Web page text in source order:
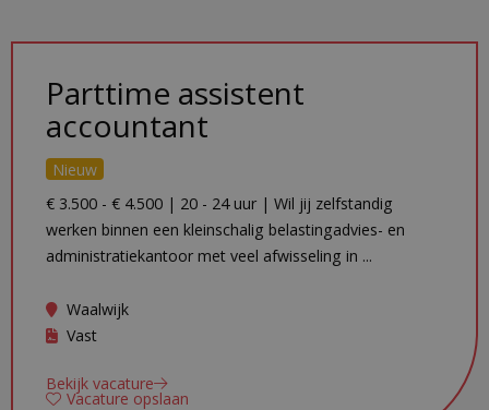
Parttime assistent
accountant
Nieuw
€ 3.500 - € 4.500 | 20 - 24 uur | Wil jij zelfstandig
werken binnen een kleinschalig belastingadvies- en
administratiekantoor met veel afwisseling in ...
Waalwijk
Vast
Bekijk vacature
Vacature opslaan